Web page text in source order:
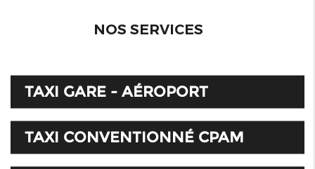
NOS SERVICES
TAXI GARE - AÉROPORT
TAXI CONVENTIONNÉ CPAM